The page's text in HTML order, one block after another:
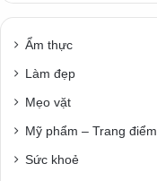
Ẩm thực
Làm đẹp
Mẹo vặt
Mỹ phẩm – Trang điểm
Sức khoẻ